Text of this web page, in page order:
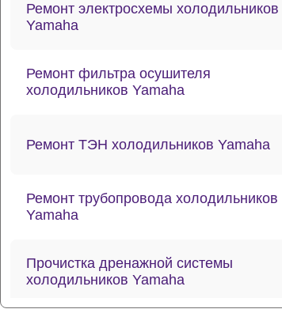
Ремонт электросхемы холодильников
Yamaha
Ремонт фильтра осушителя
холодильников Yamaha
Ремонт ТЭН холодильников Yamaha
Ремонт трубопровода холодильников
Yamaha
Прочистка дренажной системы
холодильников Yamaha